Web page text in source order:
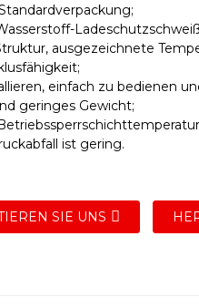
ausgezeichnete
einfach zu bedienen
geringes Gewicht;
ist gering.
SIE UNS